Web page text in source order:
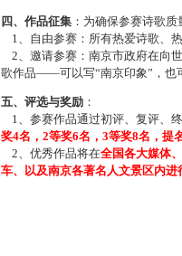
四、作品征集 ：为确保参赛诗歌
1、自由参赛：所有热爱诗歌、
2、邀请参赛：南京市政府在向
歌作品——可以写“南京印象”，也
五、评选与奖励 ：
1、参赛作品通过初评、复评、
奖4名，2等奖6名，3等奖8名，提
2、优秀作品将在全国各大媒体
车、以及南京各著名人文景区内进